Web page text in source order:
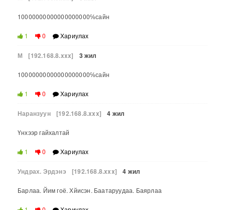
10000000000000000000℅сайн
1 0 Хариулах
М [192.168.8.xxx] 3 жил
10000000000000000000℅сайн
1 0 Хариулах
Наранзуун [192.168.8.xxx] 4 жил
Үнхээр гайхалтай
1 0 Хариулах
Ундрах. Эрдэнэ [192.168.8.xxx] 4 жил
Барлаа. Йим гоё. Хйисэн. Баатаруудаа. Баярлаа